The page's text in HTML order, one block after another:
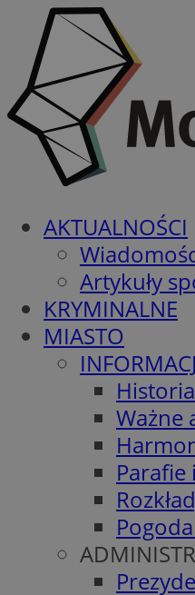
AKTUALNOŚCI
Artykuły
KRYMINALNE
MIASTO
Ważne
Parafie